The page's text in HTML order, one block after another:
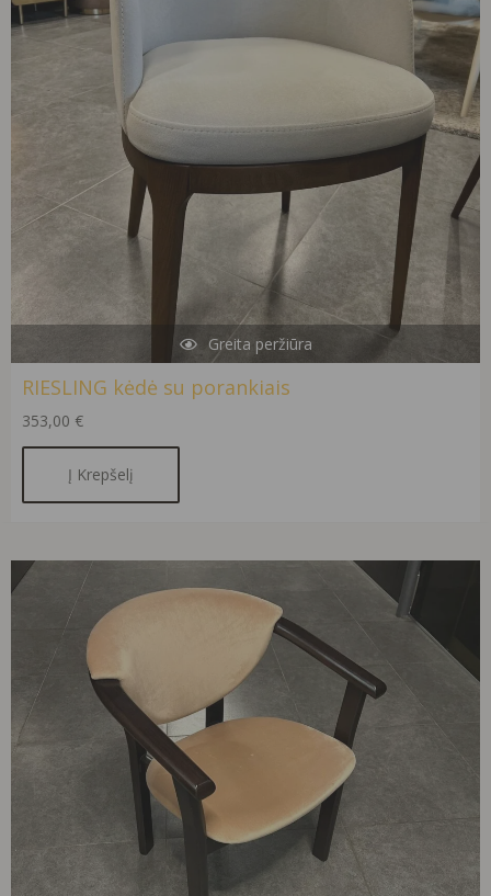
Greita peržiūra
RIESLING kėdė su porankiais
353,00 €
Į Krepšelį
was:
305,00 €.
price